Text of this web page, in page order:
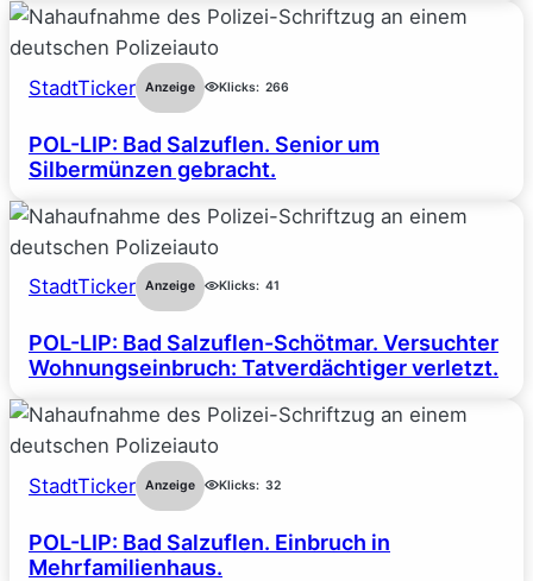
StadtTicker Anzeige Klicks: 266
POL-LIP: Bad Salzuflen. Senior um
Silbermünzen gebracht.
StadtTicker Anzeige Klicks: 41
POL-LIP: Bad Salzuflen-Schötmar. Versuchter
Wohnungseinbruch: Tatverdächtiger verletzt.
StadtTicker Anzeige Klicks: 32
POL-LIP: Bad Salzuflen. Einbruch in
Mehrfamilienhaus.